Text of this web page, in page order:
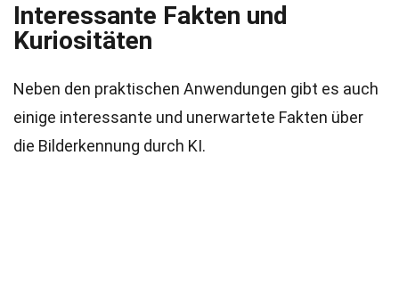
Interessante Fakten und
Kuriositäten
Neben den praktischen Anwendungen gibt es auch
einige interessante und unerwartete Fakten über
die Bilderkennung durch KI.